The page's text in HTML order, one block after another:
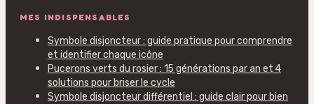
MES INDISPENSABLES
Symbole disjoncteur : guide pratique pour comprendre
et identifier chaque icône
Pucerons verts du rosier : 15 générations par an et 4
solutions pour briser le cycle
Symbole disjoncteur différentiel : guide clair pour bien